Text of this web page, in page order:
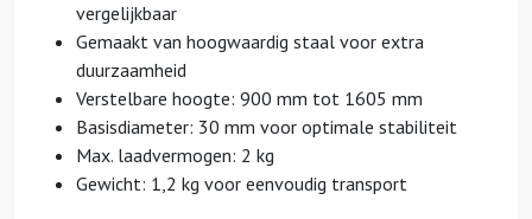
vergelijkbaar
Gemaakt van hoogwaardig staal voor extra
duurzaamheid
Verstelbare hoogte: 900 mm tot 1605 mm
Basisdiameter: 30 mm voor optimale stabiliteit
Max. laadvermogen: 2 kg
Gewicht: 1,2 kg voor eenvoudig transport